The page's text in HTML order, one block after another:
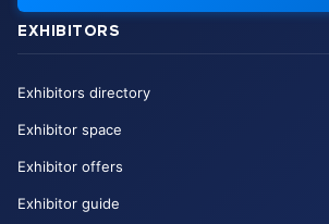
EXHIBITORS
Exhibitors directory
Exhibitor space
Exhibitor offers
Exhibitor guide